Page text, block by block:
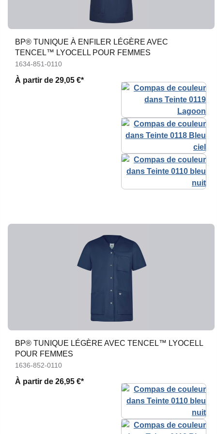
BP® TUNIQUE À ENFILER LÉGÈRE AVEC
TENCEL™ LYOCELL POUR FEMMES
1634-851-0110
À partir de 29,05 €*
BP® TUNIQUE LÉGÈRE AVEC TENCEL™ LYOCELL
POUR FEMMES
1636-852-0110
À partir de 26,95 €*